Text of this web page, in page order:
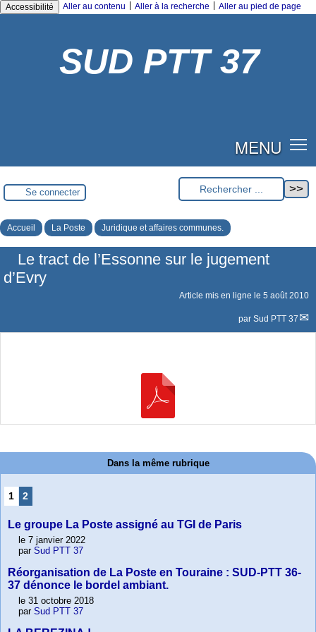
Accessibilité Aller au contenu Aller à la recherche Aller au pied de page
SUD PTT 37
MENU
Se connecter
Accueil La Poste Juridique et affaires communes.
Le tract de l’Essonne sur le jugement
d’Evry
Article mis en ligne le 5 août 2010
par Sud PTT 37
Dans la même rubrique
1 2
Le groupe La Poste assigné au TGI de Paris
le 7 janvier 2022
par Sud PTT 37
Réorganisation de La Poste en Touraine : SUD-PTT 36-
37 dénonce le bordel ambiant.
le 31 octobre 2018
par Sud PTT 37